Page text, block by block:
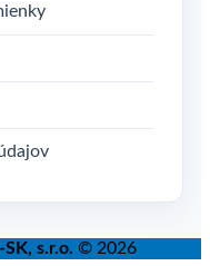
SK, s.r.o. © 2026